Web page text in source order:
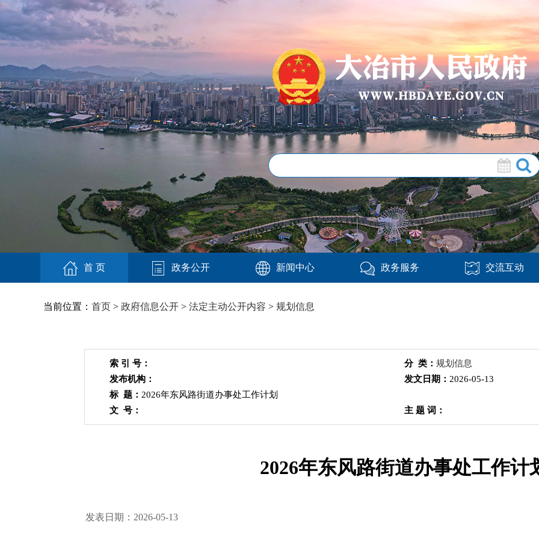
首 页 政务公开 新闻中心 政务服务 交流互动
当前位置： 首页 > 政府信息公开 > 法定主动公开内容 > 规划信息
索 引 号： 分 类： 规划信息
发布机构：
发文日期： 2026-05-13
标 题： 2026年东风路街道办事处工作计划
文 号：
主 题 词：
2026年东风路街道办事处工作计
发表日期：2026-05-13